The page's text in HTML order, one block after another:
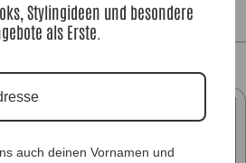
Stylingideen und besondere
als Erste.
auch deinen Vornamen und